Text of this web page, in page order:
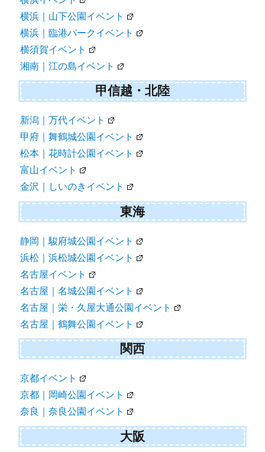
横浜｜山下公園イベント
横浜｜臨港パークイベント
横須賀イベント
湘南｜江の島イベント
甲信越・北陸
新潟｜万代イベント
甲府｜舞鶴城公園イベント
松本｜花時計公園イベント
富山イベント
金沢｜しいのきイベント
東海
静岡｜駿府城公園イベント
浜松｜浜松城公園イベント
名古屋イベント
名古屋｜名城公園イベント
名古屋｜栄・久屋大通公園イベント
名古屋｜鶴舞公園イベント
関西
京都イベント
京都｜岡崎公園イベント
奈良｜奈良公園イベント
大阪